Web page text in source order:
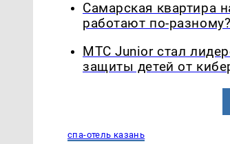
Самарская квартира
работают по-разному?
МТС Junior стал
защиты детей от
спа-отель казань